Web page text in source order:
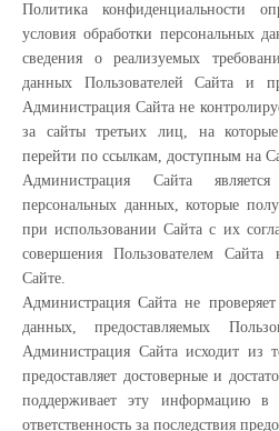
Политика конфиденциальности
условия обработки персональных
сведения о реализуемых
данных Пользователей Сайта и
Администрация Сайта не
за сайты третьих лиц, на
перейти по ссылкам, доступным на
Администрация Сайта
персональных данных, которые
при использовании Сайта с их
совершения Пользователем Сайта
Сайте.
Администрация Сайта не проверяет
данных, предоставляемых
Администрация Сайта исходит из
предоставляет достоверные и
поддерживает эту информацию в
ответственность за последствия